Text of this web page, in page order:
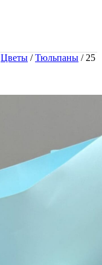
Цветы / Тюльпаны /25